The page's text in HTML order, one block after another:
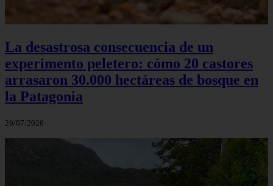
La desastrosa consecuencia de un
experimento peletero: cómo 20 castores
arrasaron 30.000 hectáreas de bosque en
la Patagonia
20/07/2026